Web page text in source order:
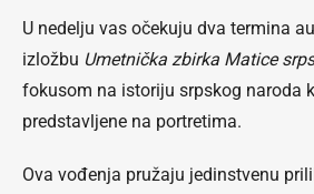
U nedelju vas očekuju dva termina
izložbu Umetnička zbirka Matice
fokusom na istoriju srpskog naroda
predstavljene na portretima.
Ova vođenja pružaju jedinstvenu